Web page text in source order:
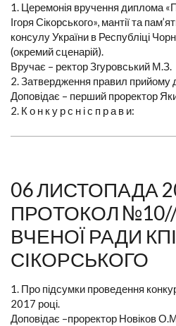
1. Церемонія вручення диплома
Ігоря Сікорського», мантії та
консулу України в Республіці
(окремий сценарій).
Вручає – ректор Згуровський М.З.
2. Затвердження правил прийому
Доповідає – перший проректор
2. К о н к у р с н і с п р а в и:
06 ЛИСТОПАДА
ПРОТОКОЛ
ВЧЕНОЇ РАДИ КПІ
СІКОРСЬКОГО
1. Про підсумки проведення
2017 році.
Доповідає –проректор Новіков